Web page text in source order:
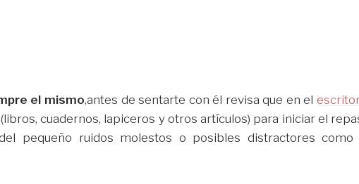
el mismo,antes de sentarte con él revisa que en el
cuadernos, lapiceros y otros artículos) para iniciar el
pequeño ruidos molestos o posibles distractores como